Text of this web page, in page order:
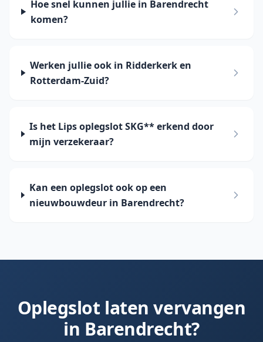
Hoe snel kunnen jullie in Barendrecht
komen?
Werken jullie ook in Ridderkerk en
Rotterdam-Zuid?
Is het Lips oplegslot SKG** erkend door
mijn verzekeraar?
Kan een oplegslot ook op een
nieuwbouwdeur in Barendrecht?
Oplegslot laten vervangen
in Barendrecht?